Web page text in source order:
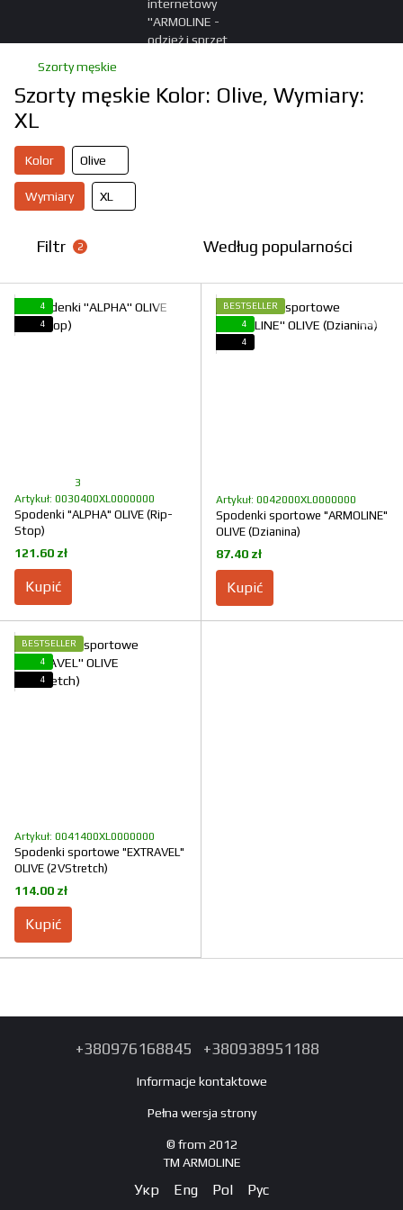
Szorty męskie
Szorty męskie Kolor: Olive, Wymiary:
XL
Kolor Olive
Wymiary XL
Filtr 2 Według popularności
4
4
3
Artykuł: 0030400XL0000000
Spodenki "ALPHA" OLIVE (Rip-
Stop)
121.60 zł
Kupić
BESTSELLER
4
4
Artykuł: 0042000XL0000000
Spodenki sportowe "ARMOLINE"
OLIVE (Dzianina)
87.40 zł
Kupić
BESTSELLER
4
4
Artykuł: 0041400XL0000000
Spodenki sportowe "EXTRAVEL"
OLIVE (2VStretch)
114.00 zł
Kupić
+380976168845 +380938951188
Informacje kontaktowe
Pełna wersja strony
© from 2012
TM ARMOLINE
Укр Eng Pol Рус